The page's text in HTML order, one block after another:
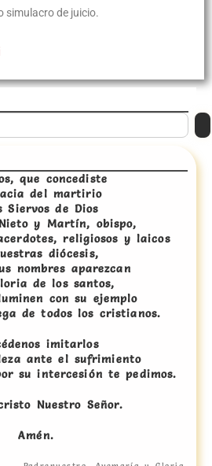
simulacro de juicio.
que concediste
del martirio
Siervos de Dios
y Martín, obispo,
religiosos y laicos
diócesis,
nombres aparezcan
de los santos,
con su ejemplo
de todos los cristianos.
imitarlos
ante el sufrimiento
su intercesión te pedimos.
Nuestro Señor.
Amén.